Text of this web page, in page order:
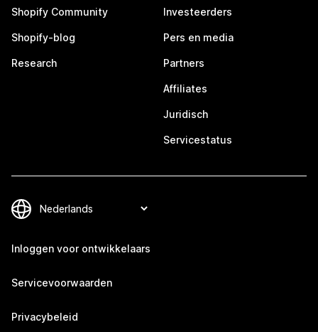
Shopify Community
Shopify-blog
Research
Investeerders
Pers en media
Partners
Affiliates
Juridisch
Servicestatus
Inloggen voor ontwikkelaars
Servicevoorwaarden
Privacybeleid